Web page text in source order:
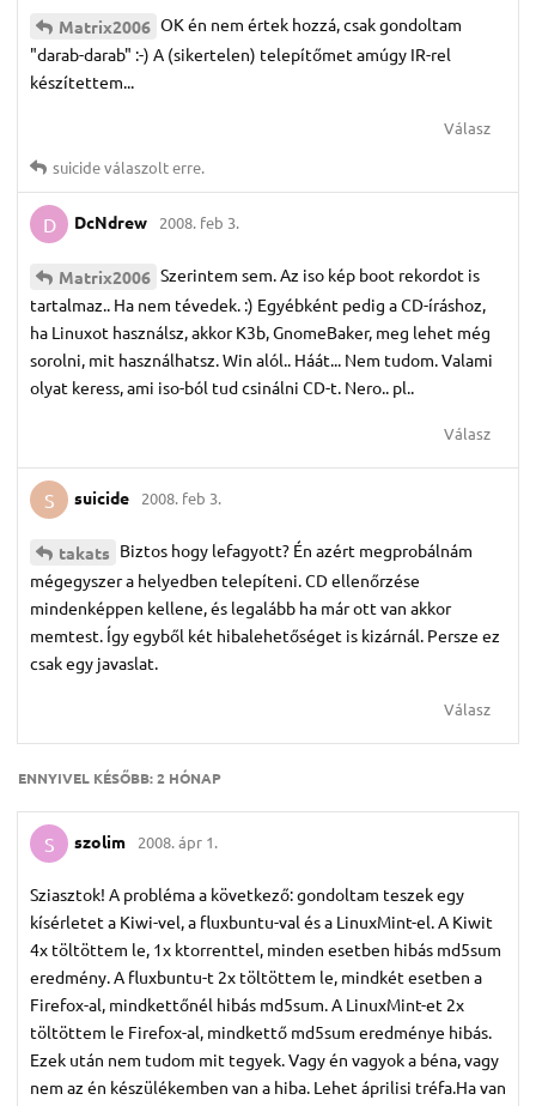
Matrix2006 OK én nem értek hozzá, csak gondoltam
"darab-darab" :-) A (sikertelen) telepítőmet amúgy IR-rel
készítettem...
Válasz
suicideválaszolt erre.
D DcNdrew 2008. feb 3.
Matrix2006 Szerintem sem. Az iso kép boot rekordot is
tartalmaz.. Ha nem tévedek. :) Egyébként pedig a CD-íráshoz,
ha Linuxot használsz, akkor K3b, GnomeBaker, meg lehet még
sorolni, mit használhatsz. Win alól.. Háát... Nem tudom. Valami
olyat keress, ami iso-ból tud csinálni CD-t. Nero.. pl..
Válasz
S suicide 2008. feb 3.
takats Biztos hogy lefagyott? Én azért megprobálnám
mégegyszer a helyedben telepíteni. CD ellenőrzése
mindenképpen kellene, és legalább ha már ott van akkor
memtest. Így egyből két hibalehetőséget is kizárnál. Persze ez
csak egy javaslat.
Válasz
ENNYIVEL KÉSŐBB:2 HÓNAP
S szolim 2008. ápr 1.
Sziasztok! A probléma a következő: gondoltam teszek egy
kísérletet a Kiwi-vel, a fluxbuntu-val és a LinuxMint-el. A Kiwit
4x töltöttem le, 1x ktorrenttel, minden esetben hibás md5sum
eredmény. A fluxbuntu-t 2x töltöttem le, mindkét esetben a
Firefox-al, mindkettőnél hibás md5sum. A LinuxMint-et 2x
töltöttem le Firefox-al, mindkettő md5sum eredménye hibás.
Ezek után nem tudom mit tegyek. Vagy én vagyok a béna, vagy
nem az én készülékemben van a hiba. Lehet áprilisi tréfa.Ha van